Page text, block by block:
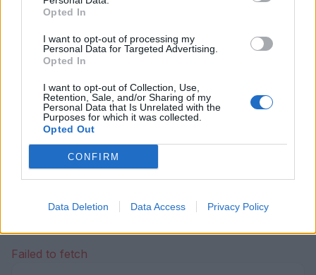
Opted In
I want to opt-out of processing my
Personal Data for Targeted Advertising.
Opted In
I want to opt-out of Collection, Use,
Retention, Sale, and/or Sharing of my
Personal Data that Is Unrelated with the
Purposes for which it was collected.
Opted Out
CONFIRM
Data Deletion Data Access Privacy Policy
Zavod za kulturo, šport, turizem in
Mornove zijalke
4. avgust 2026
Opozorilo:Po 297. členu Kazenskega zakonika je
posameznik kazensko odgovoren za javno spodbujanje
sovraštva, nasilja ali nestrpnosti. Komentarji z žaljivimi,
bodo odstranjeni.
Pravila komentiranja →
Failed to fetch